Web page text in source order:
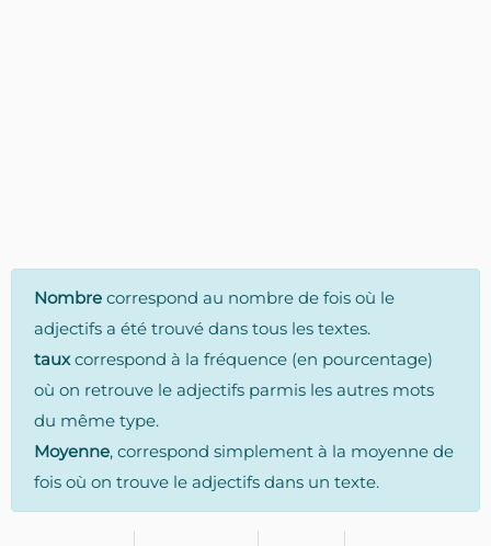
Nombre correspond au nombre de fois où le
adjectifs a été trouvé dans tous les textes.
tauxcorrespond à la fréquence (en pourcentage)
où on retrouve le adjectifs parmis les autres mots
du même type.
Moyenne, correspond simplement à la moyenne de
fois où on trouve le adjectifs dans un texte.